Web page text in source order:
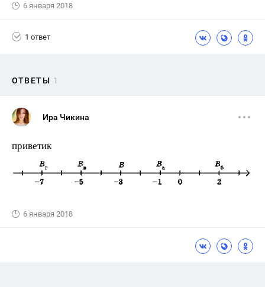
6 января 2018
1 ответ
ОТВЕТЫ 1
Ира Чикина
приветик
6 января 2018